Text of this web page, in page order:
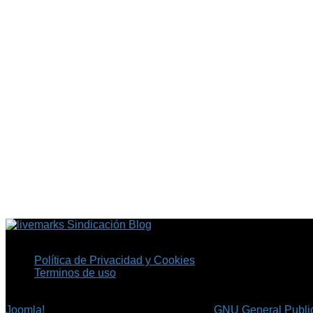
Sindicación Blog
Política de Privacidad y Cookies
Terminos de uso
Joomla!
GNU General